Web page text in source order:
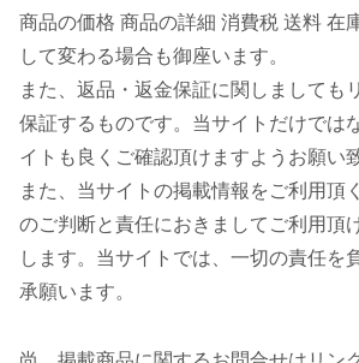
商品の価格 商品の詳細 消費税 送料 在
して変わる場合も御座います。
また、返品・返金保証に関しましても
保証するものです。当サイトだけでは
イトも良くご確認頂けますようお願い
また、当サイトの掲載情報をご利用頂
のご判断と責任におきましてご利用頂
します。当サイトでは、一切の責任を
承願います。